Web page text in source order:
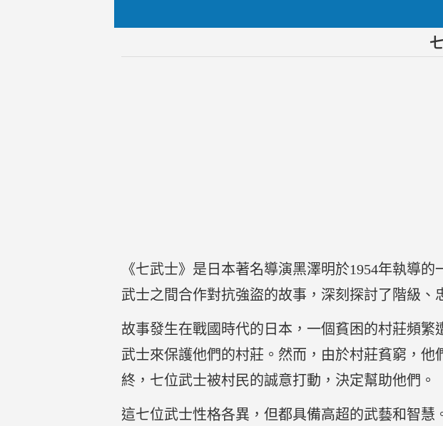
《七武士》是日本著名導演黑澤明於1954年執導
武士之間合作對抗強盜的故事，深刻探討了階級、
故事發生在戰國時代的日本，一個貧困的村莊頻
武士來保護他們的村莊。然而，由於村莊貧窮，
終，七位武士被村民的誠意打動，決定幫助他們。
這七位武士性格各異，但都具備高超的武藝和智